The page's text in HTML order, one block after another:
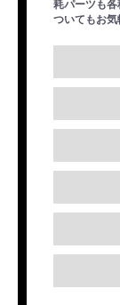
耗パーツも
ついてもお気